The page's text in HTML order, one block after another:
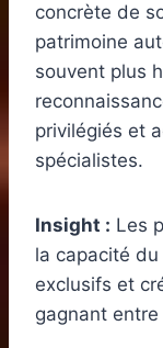
concrète de
patrimoine
souvent plus
privilégiés et
spécialistes.
Insight : Les
la capacité
exclusifs et
gagnant